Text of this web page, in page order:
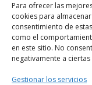
Para ofrecer las
cookies para
consentimiento de
como el
en este sitio. No
negativamente a
Gestionar los servicios
No, las empresas
precios
exclusivas para
de la seguridad y
selección de